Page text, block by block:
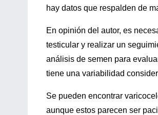
hay datos que respalden de
En opinión del autor, es
testicular y realizar un
análisis de semen para
tiene una variabilidad
Se pueden encontrar
aunque estos parecen ser